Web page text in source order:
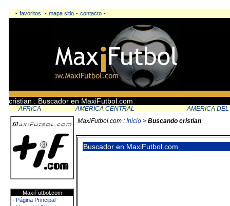
- favoritos - mapa sitio - contacto -
cristian : Buscador en MaxiFutbol.com
AFRICA AMERICA CENTRAL AMERICA
MaxiFutbol.com
· Página Principal
MaxiFutbol.com : Inicio > Buscando cristian
Buscador en MaxiFutbol.com